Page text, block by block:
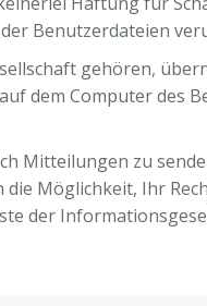
Benutzerdateien
gehören,
dem Computer des
Mitteilungen zu
Möglichkeit, Ihr
der